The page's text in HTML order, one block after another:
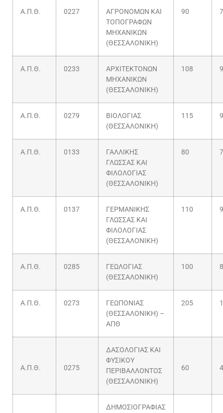
Α.Π.Θ. 0227
ΑΓΡΟΝΟΜΩΝ ΚΑΙ
ΤΟΠΟΓΡΑΦΩΝ
ΜΗΧΑΝΙΚΩΝ
(ΘΕΣΣΑΛΟΝΙΚΗ)
90
Α.Π.Θ. 0233
ΑΡΧΙΤΕΚΤΟΝΩΝ
ΜΗΧΑΝΙΚΩΝ
(ΘΕΣΣΑΛΟΝΙΚΗ)
108
Α.Π.Θ. 0279
ΒΙΟΛΟΓΙΑΣ
(ΘΕΣΣΑΛΟΝΙΚΗ)
115
Α.Π.Θ. 0133
ΓΑΛΛΙΚΗΣ
ΓΛΩΣΣΑΣ ΚΑΙ
ΦΙΛΟΛΟΓΙΑΣ
(ΘΕΣΣΑΛΟΝΙΚΗ)
80
Α.Π.Θ. 0137
ΓΕΡΜΑΝΙΚΗΣ
ΓΛΩΣΣΑΣ ΚΑΙ
ΦΙΛΟΛΟΓΙΑΣ
(ΘΕΣΣΑΛΟΝΙΚΗ)
110
Α.Π.Θ. 0285
ΓΕΩΛΟΓΙΑΣ
(ΘΕΣΣΑΛΟΝΙΚΗ)
100
Α.Π.Θ. 0273
ΓΕΩΠΟΝΙΑΣ
(ΘΕΣΣΑΛΟΝΙΚΗ) –
ΑΠΘ
205
Α.Π.Θ. 0275
ΔΑΣΟΛΟΓΙΑΣ ΚΑΙ
ΦΥΣΙΚΟΥ
ΠΕΡΙΒΑΛΛΟΝΤΟΣ
(ΘΕΣΣΑΛΟΝΙΚΗ)
60
ΔΗΜΟΣΙΟΓΡΑΦΙΑΣ